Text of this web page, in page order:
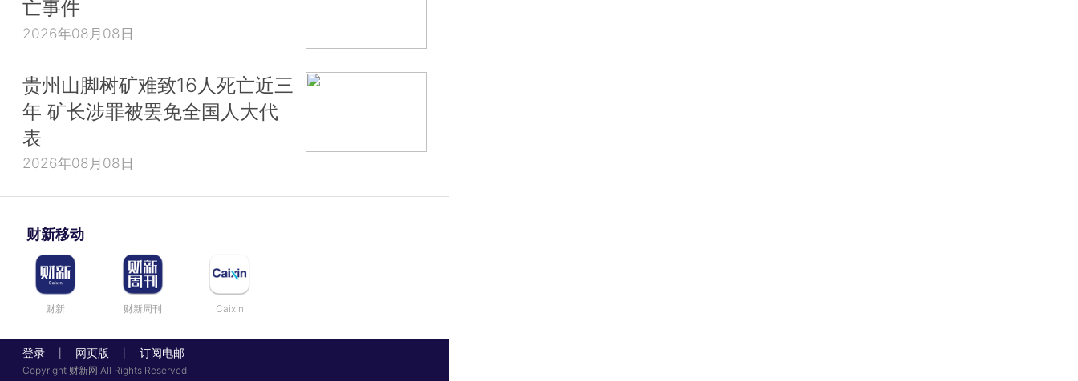
亡事件
2026年08月08日
贵州山脚树矿难致16人死亡近三
年 矿长涉罪被罢免全国人大代
表
2026年08月08日
财新移动
财新 财新周刊 Caixin
登录 网页版 订阅电邮
Copyright 财新网 All Rights Reserved